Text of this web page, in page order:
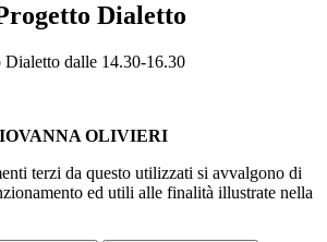
Dialetto
dalle 14.30-16.30
OLIVIERI
terzi da questo utilizzati si avvalgono di
ed utili alle finalità illustrate nella